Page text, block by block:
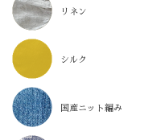
リネン
シルク
国産ニット編み